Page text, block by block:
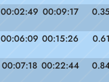
00:02:49 00:09:17
00:06:09 00:15:26
00:07:18 00:22:44